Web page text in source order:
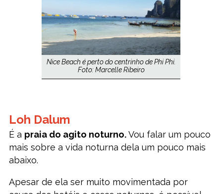
Nice Beach é perto do centrinho de Phi Phi.
Foto: Marcelle Ribeiro
Loh Dalum
É a praia do agito noturno.Vou falar um pouco
mais sobre a vida noturna dela um pouco mais
abaixo.
Apesar de ela ser muito movimentada por